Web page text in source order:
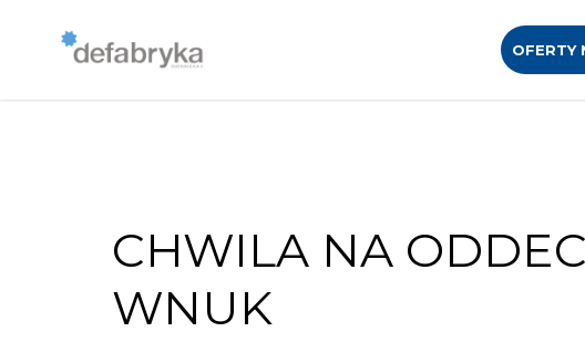
OFERTY
CHWILA NA
WNUK